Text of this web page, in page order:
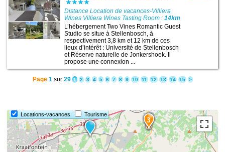
Distance Location de vacances-Villiera
Wines Villiera Wines Tasting Room :14km
L’hébergement Two Vines Romantic Guest
Studio se situe à Stellenbosch, à
respectivement 3,8 km et 12 km de ces
lieux d’intérêt : Université de Stellenbosch
et Réserve naturelle de Jonkershoek. Il
propose une connexion ...
Page 1sur 29 1 2 3 4 5 6 7 8 9 10 11 12 13 14 15 >
Locations-vacances Tourisme
3